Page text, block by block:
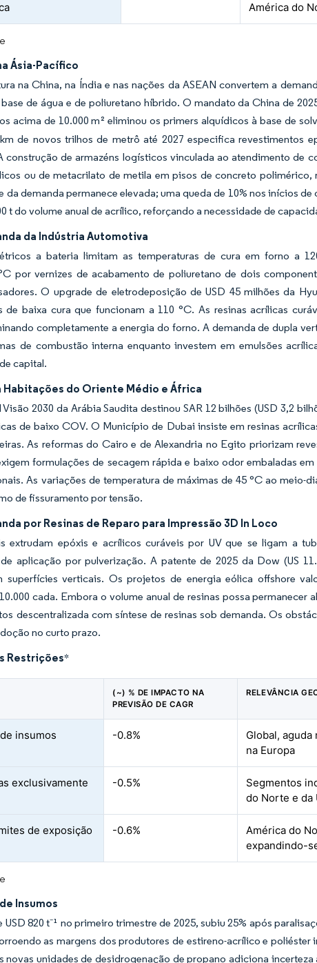
América do
Ásia-Pacífico
na China, na Índia e nas nações da ASEAN convertem a
de água e de poliuretano híbrido. O mandato da China de
acima de 10.000 m² eliminou os primers alquídicos à base de
de novos trilhos de metrô até 2027 especifica revestimentos
construção de armazéns logísticos vinculada ao atendimento de
ou de metacrilato de metila em pisos de concreto
demanda permanece elevada; uma queda de 10% nos inícios
t do volume anual de acrílico, reforçando a necessidade de
da Indústria Automotiva
a bateria limitam as temperaturas de cura em forno a
por vernizes de acabamento de poliuretano de dois
O upgrade de eletrodeposição de USD 45 milhões da
baixa cura que funcionam a 110 °C. As resinas acrílicas
completamente a energia do forno. A demanda de dupla
de combustão interna enquanto investem em emulsões
capital.
Habitações do Oriente Médio e África
2030 da Arábia Saudita destinou SAR 12 bilhões (USD 3,2
de baixo COV. O Município de Dubai insiste em resinas
As reformas do Cairo e de Alexandria no Egito priorizam
formulações de secagem rápida e baixo odor embaladas
As variações de temperatura de máximas de 45 °C ao meio-
de fissuramento por tensão.
por Resinas de Reparo para Impressão 3D In Loco
extrudam epóxis e acrílicos curáveis por UV que se ligam a
aplicação por pulverização. A patente de 2025 da Dow (US
superfícies verticais. Os projetos de energia eólica offshore
cada. Embora o volume anual de resinas possa permanecer
descentralizada com síntese de resinas sob demanda. Os
no curto prazo.
Restrições*
(~) % DE IMPACTO NA
PREVISÃO DE CAGR
RELEVÂNCIA
insumos -0.8%
Global, aguda
na Europa
exclusivamente
-0.5%
Segmentos
do Norte e da
de exposição
-0.6%
América do
expandindo-
Insumos
820 t⁻¹ no primeiro trimestre de 2025, subiu 25% após
as margens dos produtores de estireno-acrílico e
novas unidades de desidrogenação de propano adiciona